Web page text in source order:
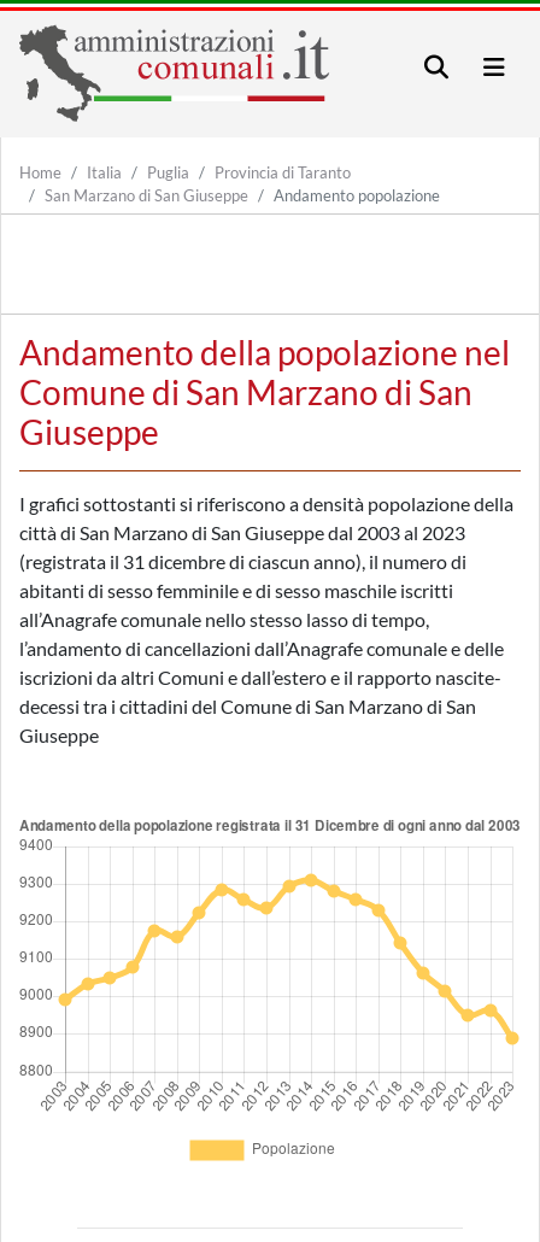
Home Italia Puglia
Provincia di Taranto
San Marzano di San Giuseppe
Andamento popolazione
Andamento della popolazione nel
Comune di San Marzano di San
Giuseppe
I grafici sottostanti si riferiscono a densità popolazione della
città di San Marzano di San Giuseppe dal 2003 al 2023
(registrata il 31 dicembre di ciascun anno), il numero di
abitanti di sesso femminile e di sesso maschile iscritti
all’Anagrafe comunale nello stesso lasso di tempo,
l’andamento di cancellazioni dall’Anagrafe comunale e delle
iscrizioni da altri Comuni e dall’estero e il rapporto nascite-
decessi tra i cittadini del Comune di San Marzano di San
Giuseppe